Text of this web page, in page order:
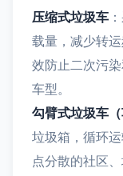
压缩式垃圾车
载量，减少转
效防止二次污
车型。
勾臂式垃圾车（
垃圾箱，循环
点分散的社区